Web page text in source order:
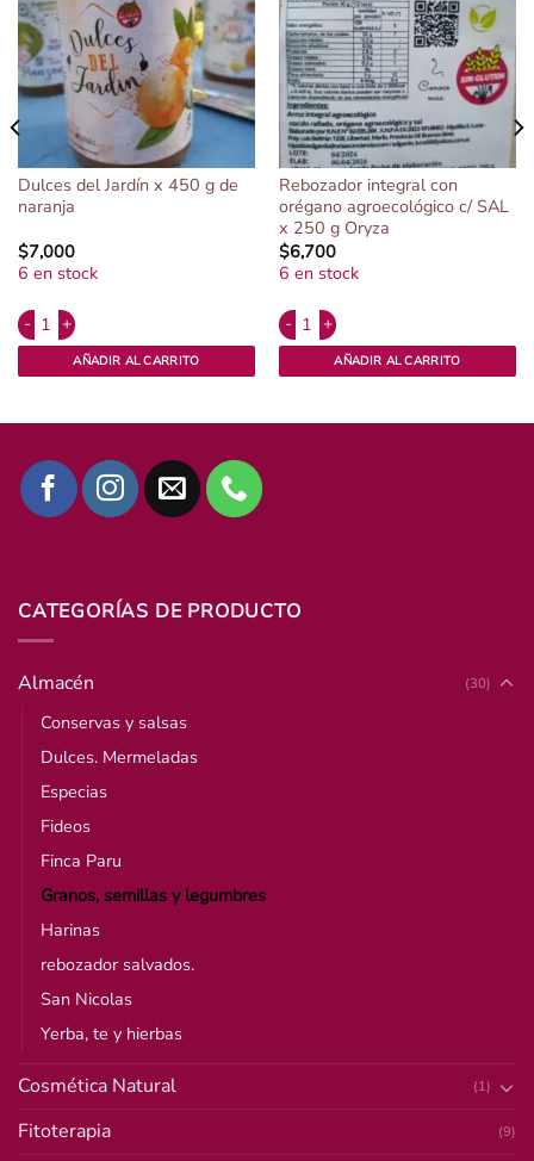
Dulces del Jardín x 450 g de
naranja
$7,000
6 en stock
Dulces del Jardín x 450 g de naranja cantidad
AÑADIR AL CARRITO
Rebozador integral con
orégano agroecológico c/ SAL
x 250 g Oryza
$6,700
6 en stock
Rebozador integral con orégano
AÑADIR AL CARRITO
Paru. cantidad
CATEGORÍAS DE PRODUCTO
Almacén (30)
Conservas y salsas
Dulces. Mermeladas
Especias
Fideos
Finca Paru
Granos, semillas y legumbres
Harinas
rebozador salvados.
San Nicolas
Yerba, te y hierbas
Cosmética Natural (1)
Fitoterapia (9)